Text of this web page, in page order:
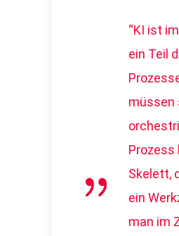
“KI ist
ein Teil
müssen
Prozess
Skelett,
ein
man im